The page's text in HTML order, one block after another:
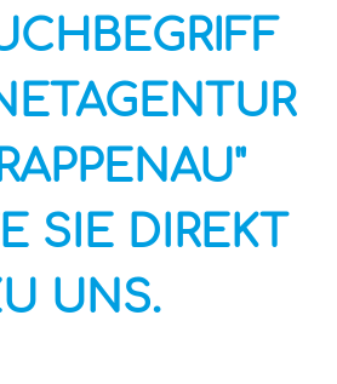
SIE DIREKT
UNS.